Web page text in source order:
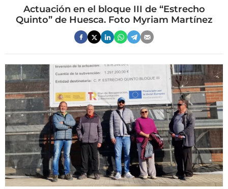
Actuación en el bloque III de “Estrecho
Quinto” de Huesca. Foto Myriam Martínez